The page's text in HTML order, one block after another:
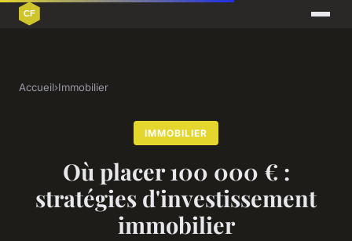
Accueil›Immobilier
IMMOBILIER
Où placer 100 000 € :
stratégies d'investissement
immobilier